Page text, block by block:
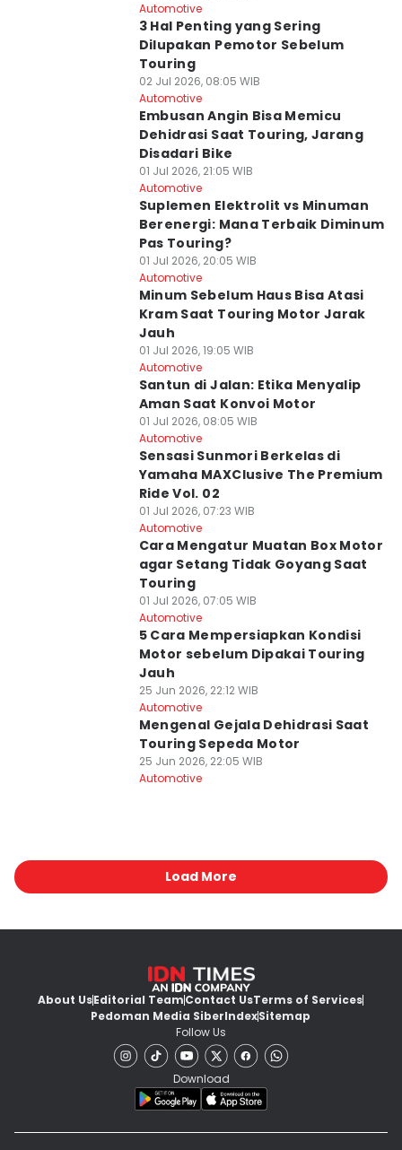
Automotive
3 Hal Penting yang Sering
Dilupakan Pemotor Sebelum
Touring
02 Jul 2026, 08:05 WIB
Automotive
Embusan Angin Bisa Memicu
Dehidrasi Saat Touring, Jarang
Disadari Bike
01 Jul 2026, 21:05 WIB
Automotive
Suplemen Elektrolit vs Minuman
Berenergi: Mana Terbaik Diminum
Pas Touring?
01 Jul 2026, 20:05 WIB
Automotive
Minum Sebelum Haus Bisa Atasi
Kram Saat Touring Motor Jarak
Jauh
01 Jul 2026, 19:05 WIB
Automotive
Santun di Jalan: Etika Menyalip
Aman Saat Konvoi Motor
01 Jul 2026, 08:05 WIB
Automotive
Sensasi Sunmori Berkelas di
Yamaha MAXClusive The Premium
Ride Vol. 02
01 Jul 2026, 07:23 WIB
Automotive
Cara Mengatur Muatan Box Motor
agar Setang Tidak Goyang Saat
Touring
01 Jul 2026, 07:05 WIB
Automotive
5 Cara Mempersiapkan Kondisi
Motor sebelum Dipakai Touring
Jauh
25 Jun 2026, 22:12 WIB
Automotive
Mengenal Gejala Dehidrasi Saat
Touring Sepeda Motor
25 Jun 2026, 22:05 WIB
Automotive
Load More
About UsEditorial TeamContact UsTerms of Services
Pedoman Media SiberIndexSitemap
Follow Us
Download